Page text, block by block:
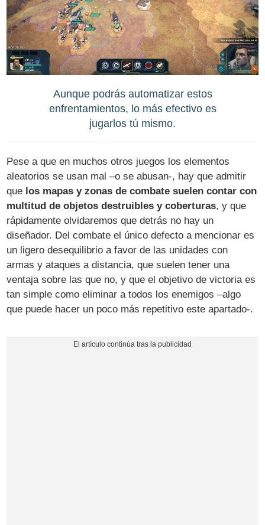
Aunque podrás automatizar estos
enfrentamientos, lo más efectivo es
jugarlos tú mismo.
Pese a que en muchos otros juegos los elementos
aleatorios se usan mal –o se abusan-, hay que admitir
que los mapas y zonas de combate suelen contar con
multitud de objetos destruibles y coberturas, y que
rápidamente olvidaremos que detrás no hay un
diseñador. Del combate el único defecto a mencionar es
un ligero desequilibrio a favor de las unidades con
armas y ataques a distancia, que suelen tener una
ventaja sobre las que no, y que el objetivo de victoria es
tan simple como eliminar a todos los enemigos –algo
que puede hacer un poco más repetitivo este apartado-.